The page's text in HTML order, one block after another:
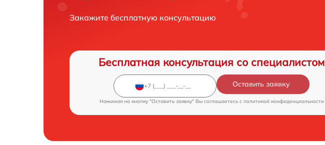
Закажите бесплатную консультацию
Бесплатная консультация со специалистом
Оставить заявку
Нажимая на кнопку "Оставить заявку" Вы соглашаетесь c политикой конфиденциальности